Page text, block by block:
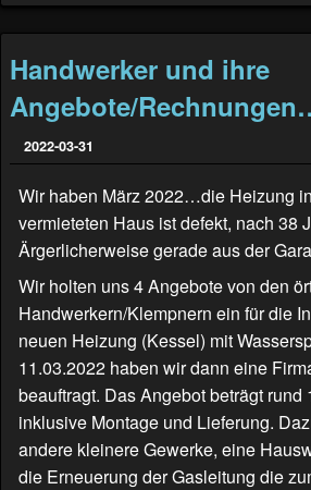
Handwerker und ihre
Angebote/
2022-03-31
Wir haben März 2022…die Heizung
vermieteten Haus ist defekt, nach 38
Ärgerlicherweise gerade aus der
Wir holten uns 4 Angebote von den
Handwerkern/Klempnern ein für die
neuen Heizung (Kessel) mit
11.03.2022 haben wir dann eine
beauftragt. Das Angebot beträgt rund
inklusive Montage und Lieferung.
andere kleinere Gewerke, eine
die Erneuerung der Gasleitung die